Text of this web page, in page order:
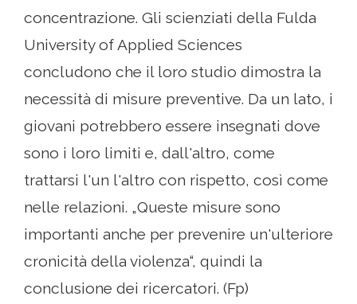
concentrazione. Gli scienziati della Fulda
University of Applied Sciences
concludono che il loro studio dimostra la
necessità di misure preventive. Da un lato, i
giovani potrebbero essere insegnati dove
sono i loro limiti e, dall'altro, come
trattarsi l'un l'altro con rispetto, così come
nelle relazioni. „Queste misure sono
importanti anche per prevenire un'ulteriore
cronicità della violenza“, quindi la
conclusione dei ricercatori. (Fp)